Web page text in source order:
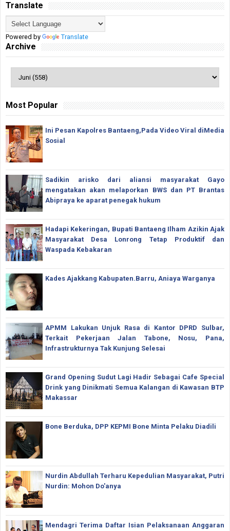
Translate
Powered by Translate
Archive
Most Popular
Ini Pesan Kapolres Bantaeng,Pada Video Viral diMedia
Sosial
Sadikin arisko dari aliansi masyarakat Gayo
mengatakan akan melaporkan BWS dan PT Brantas
Abipraya ke aparat penegak hukum
Hadapi Kekeringan, Bupati Bantaeng Ilham Azikin Ajak
Masyarakat Desa Lonrong Tetap Produktif dan
Waspada Kebakaran
Kades Ajakkang Kabupaten.Barru, Aniaya Warganya
APMM Lakukan Unjuk Rasa di Kantor DPRD Sulbar,
Terkait Pekerjaan Jalan Tabone, Nosu, Pana,
Infrastrukturnya Tak Kunjung Selesai
Grand Opening Sudut Lagi Hadir Sebagai Cafe Special
Drink yang Dinikmati Semua Kalangan di Kawasan BTP
Makassar
Bone Berduka, DPP KEPMI Bone Minta Pelaku Diadili
Nurdin Abdullah Terharu Kepedulian Masyarakat, Putri
Nurdin: Mohon Do'anya
Mendagri Terima Daftar Isian Pelaksanaan Anggaran